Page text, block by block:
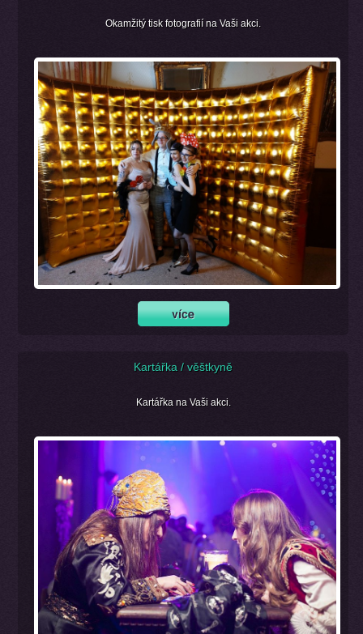
Okamžitý tisk fotografií na Vaši akci.
Kartářka / věštkyně
Kartářka na Vaši akci.